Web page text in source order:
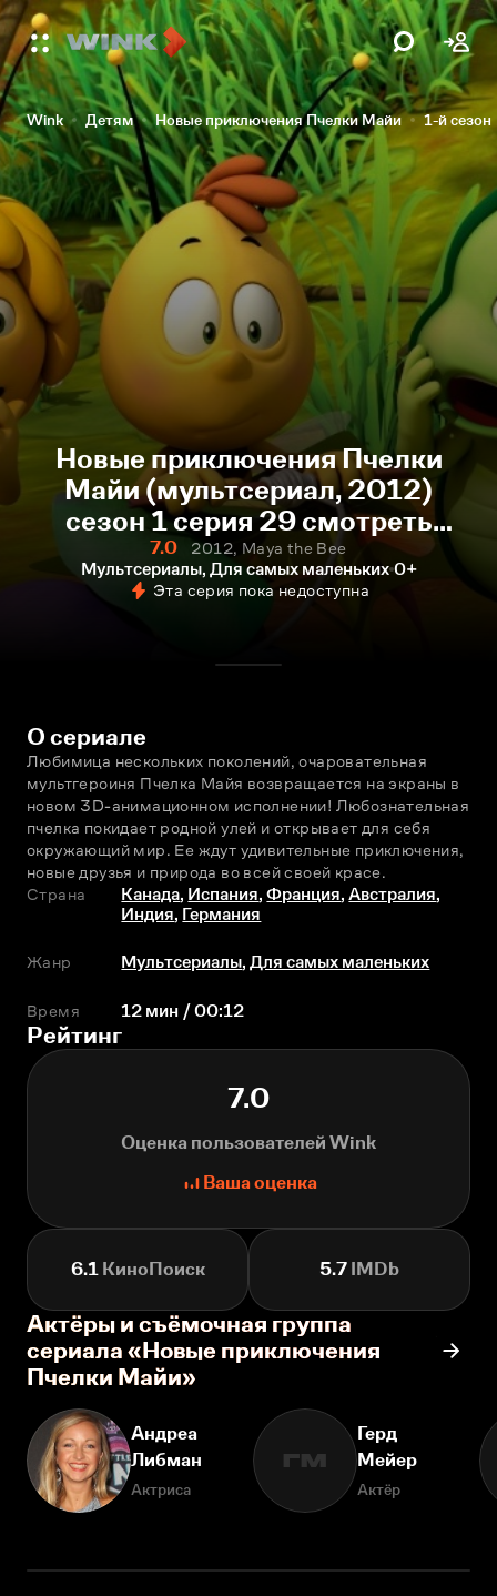
Wink Детям Новые приключения Пчелки Майи 1-й сезон
Новые приключения Пчелки
Майи (мультсериал, 2012)
сезон 1 серия 29 смотреть
онлайн
7.0
2012, Maya the Bee
Мультсериалы, Для самых маленьких 0+
Эта серия пока недоступна
О сериале
Любимица нескольких поколений, очаровательная
мультгероиня Пчeлка Майя возвращается на экраны в
новом 3D-анимационном исполнении! Любознательная
пчeлка покидает родной улей и открывает для себя
окружающий мир. Ее ждут удивительные приключения,
новые друзья и природа во всей своей красе.
Страна
Канада, Испания,Франция,Австралия,
Индия, Германия
Жанр Мультсериалы,Для самых маленьких
Время 12 мин / 00:12
Рейтинг
7.0
Оценка пользователей Wink
Ваша оценка
6.1КиноПоиск 5.7 IMDb
Актёры и съёмочная группа
сериала «Новые приключения
Пчелки Майи»
Андреа
Либман
Актриса
ГМ
Герд
Мейер
Актёр